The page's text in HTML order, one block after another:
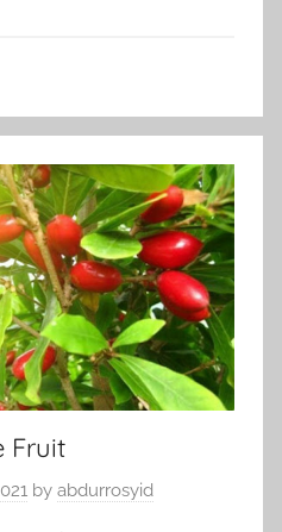
Fruit
by abdurrosyid